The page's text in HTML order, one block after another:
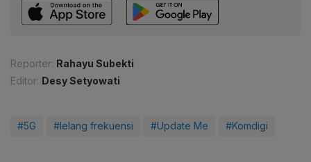
Reporter: Rahayu Subekti
Editor: Desy Setyowati
#5G #lelang frekuensi #Update Me #Komdigi